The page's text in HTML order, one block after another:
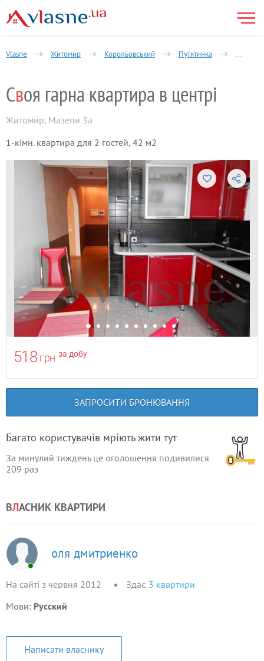
Vlasne Житомир Корольовський Путятинка 1-
Своя гарна квартира в центрі
Житомир, Мазепи 3а
1-кімн. квартира для 2 гостей, 42 м2
518 грн за добу
ЗАПРОСИТИ БРОНЮВАННЯ
Багато користувачів мріють жити тут
За минулий тиждень це оголошення подивилися
209 раз
ВЛАСНИК КВАРТИРИ
оля дмитриенко
На сайті з червня 2012 Здає 3 квартири
Мови: Русский
Написати власнику